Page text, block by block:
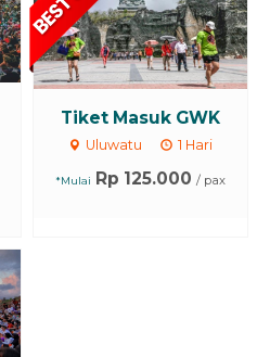
Tiket Masuk GWK
Uluwatu 1 Hari
*Mulai Rp 125.000 / pax